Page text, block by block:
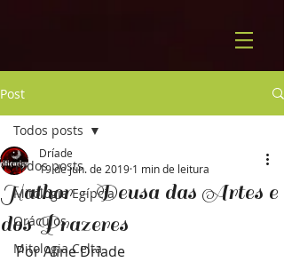
Post
Todos posts
Mitologia Egípcia
Oráculos
Mitologia Celta
Todos posts
Hathor - Deusa das Artes e
dos Prazeres
Dríade
19 de jun. de 2019 1 min de leitura
Por Aline Dríade